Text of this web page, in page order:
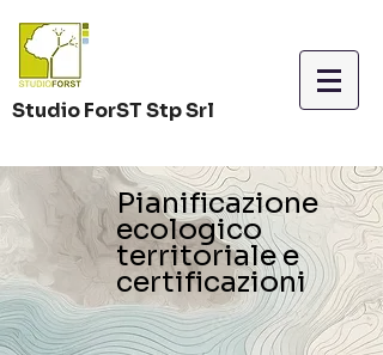
Studio ForST Stp Srl
Pianificazione
ecologico
territoriale e
certificazioni